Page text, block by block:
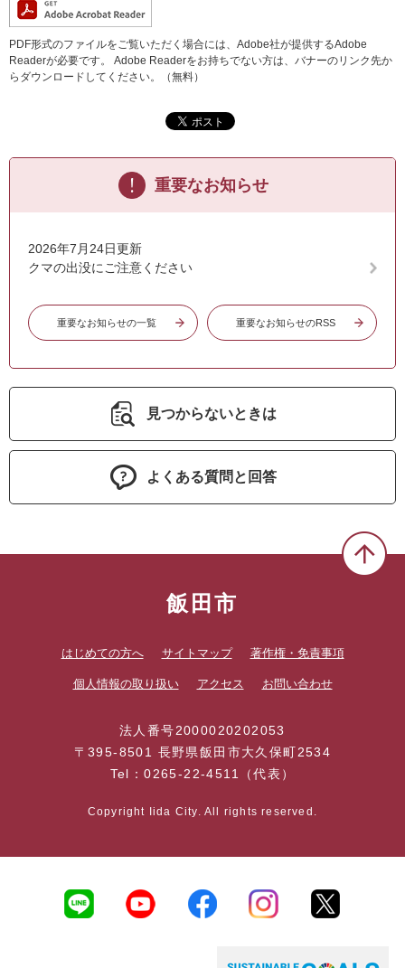
PDF形式のファイルをご覧いただく場合には、Adobe社が提供するAdobe
Readerが必要です。
Adobe Readerをお持ちでない方は、バナーのリンク先か
らダウンロードしてください。（無料）
重要なお知らせ
2026年7月24日更新
クマの出没にご注意ください
重要なお知らせの一覧 重要なお知らせのRSS
見つからないときは
よくある質問と回答
飯田市
はじめての方へ サイトマップ 著作権・免責事項
個人情報の取り扱い アクセス お問い合わせ
法人番号2000020202053
〒395-8501 長野県飯田市大久保町2534
Tel：0265-22-4511（代表）
Copyright Iida City. All rights reserved.